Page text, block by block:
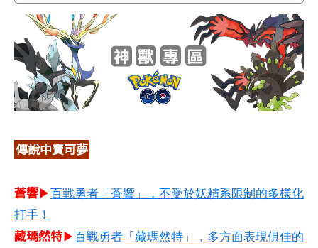
傳說中寶可夢
蒼響▶百戰勇者「蒼響」，不受於妖精系限制的多樣化
打手！
藏瑪然特▶百戰勇者「藏瑪然特」，多方面表現俱佳的